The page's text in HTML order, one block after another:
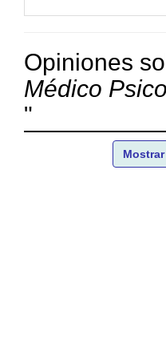
Opiniones
Médico
"